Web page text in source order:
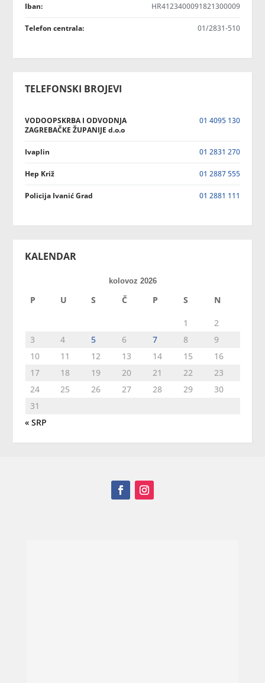
Iban: HR4123400091821300009
Telefon centrala: 01/2831-510
TELEFONSKI BROJEVI
VODOOPSKRBA I ODVODNJA
ZAGREBAČKE ŽUPANIJE d.o.o
01 4095 130
Ivaplin 01 2831 270
Hep Križ 01 2887 555
Policija Ivanić Grad 01 2881 111
KALENDAR
kolovoz 2026
P U S Č P S N
1
2
3
4 5 6 7 8
9
10
11 12 13 14 15
16
17
18 19 20 21 22
23
24
25 26 27 28 29
30
31
« SRP